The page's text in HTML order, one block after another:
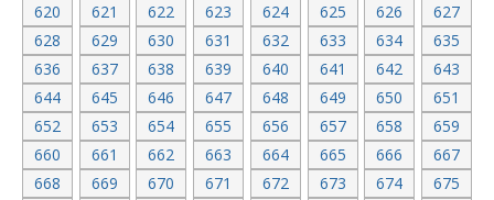
620
621 622 623 624 625 626
627
628
629 630 631 632 633 634
635
636
637 638 639 640 641 642
643
644
645 646 647 648 649 650
651
652
653 654 655 656 657 658
659
660
661 662 663 664 665 666
667
668
669 670 671 672 673 674
675